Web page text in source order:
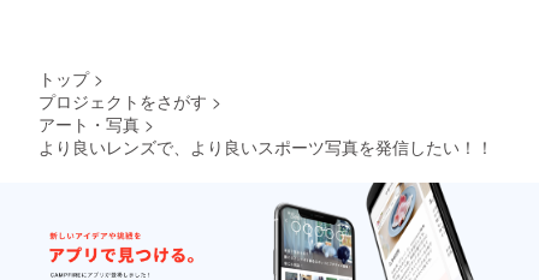
トップ >
プロジェクトをさがす >
アート・写真 >
より良いレンズで、より良いスポーツ写真を発信したい！！